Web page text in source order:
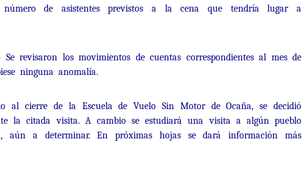
de asistentes previstos a la cena que tendría lugar a
Se revisaron los movimientos de cuentas correspondientes al mes de
ninguna anomalía.
al cierre de la Escuela de Vuelo Sin Motor de Ocaña, se decidió
la citada visita. A cambio se estudiará una visita a algún pueblo
aún a determinar. En próximas hojas se dará información más